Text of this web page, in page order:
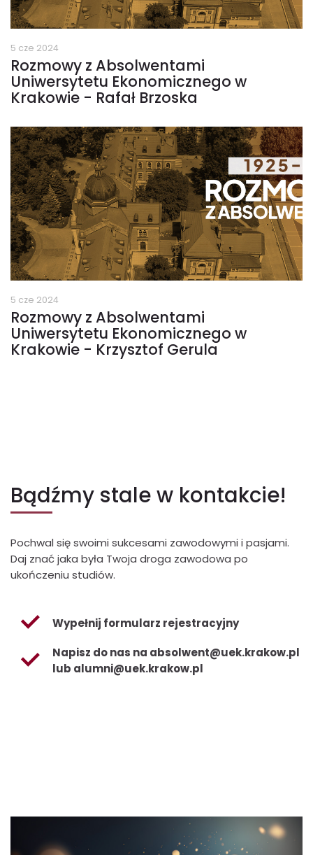
5 cze 2024
Rozmowy z Absolwentami
Uniwersytetu Ekonomicznego w
Krakowie - Rafał Brzoska
5 cze 2024
Rozmowy z Absolwentami
Uniwersytetu Ekonomicznego w
Krakowie - Krzysztof Gerula
Bądźmy stale w kontakcie!
Pochwal się swoimi sukcesami zawodowymi i pasjami.
Daj znać jaka była Twoja droga zawodowa po
ukończeniu studiów.
Wypełnij formularz rejestracyjny
Napisz do nas na absolwent@uek.krakow.pl
lub alumni@uek.krakow.pl